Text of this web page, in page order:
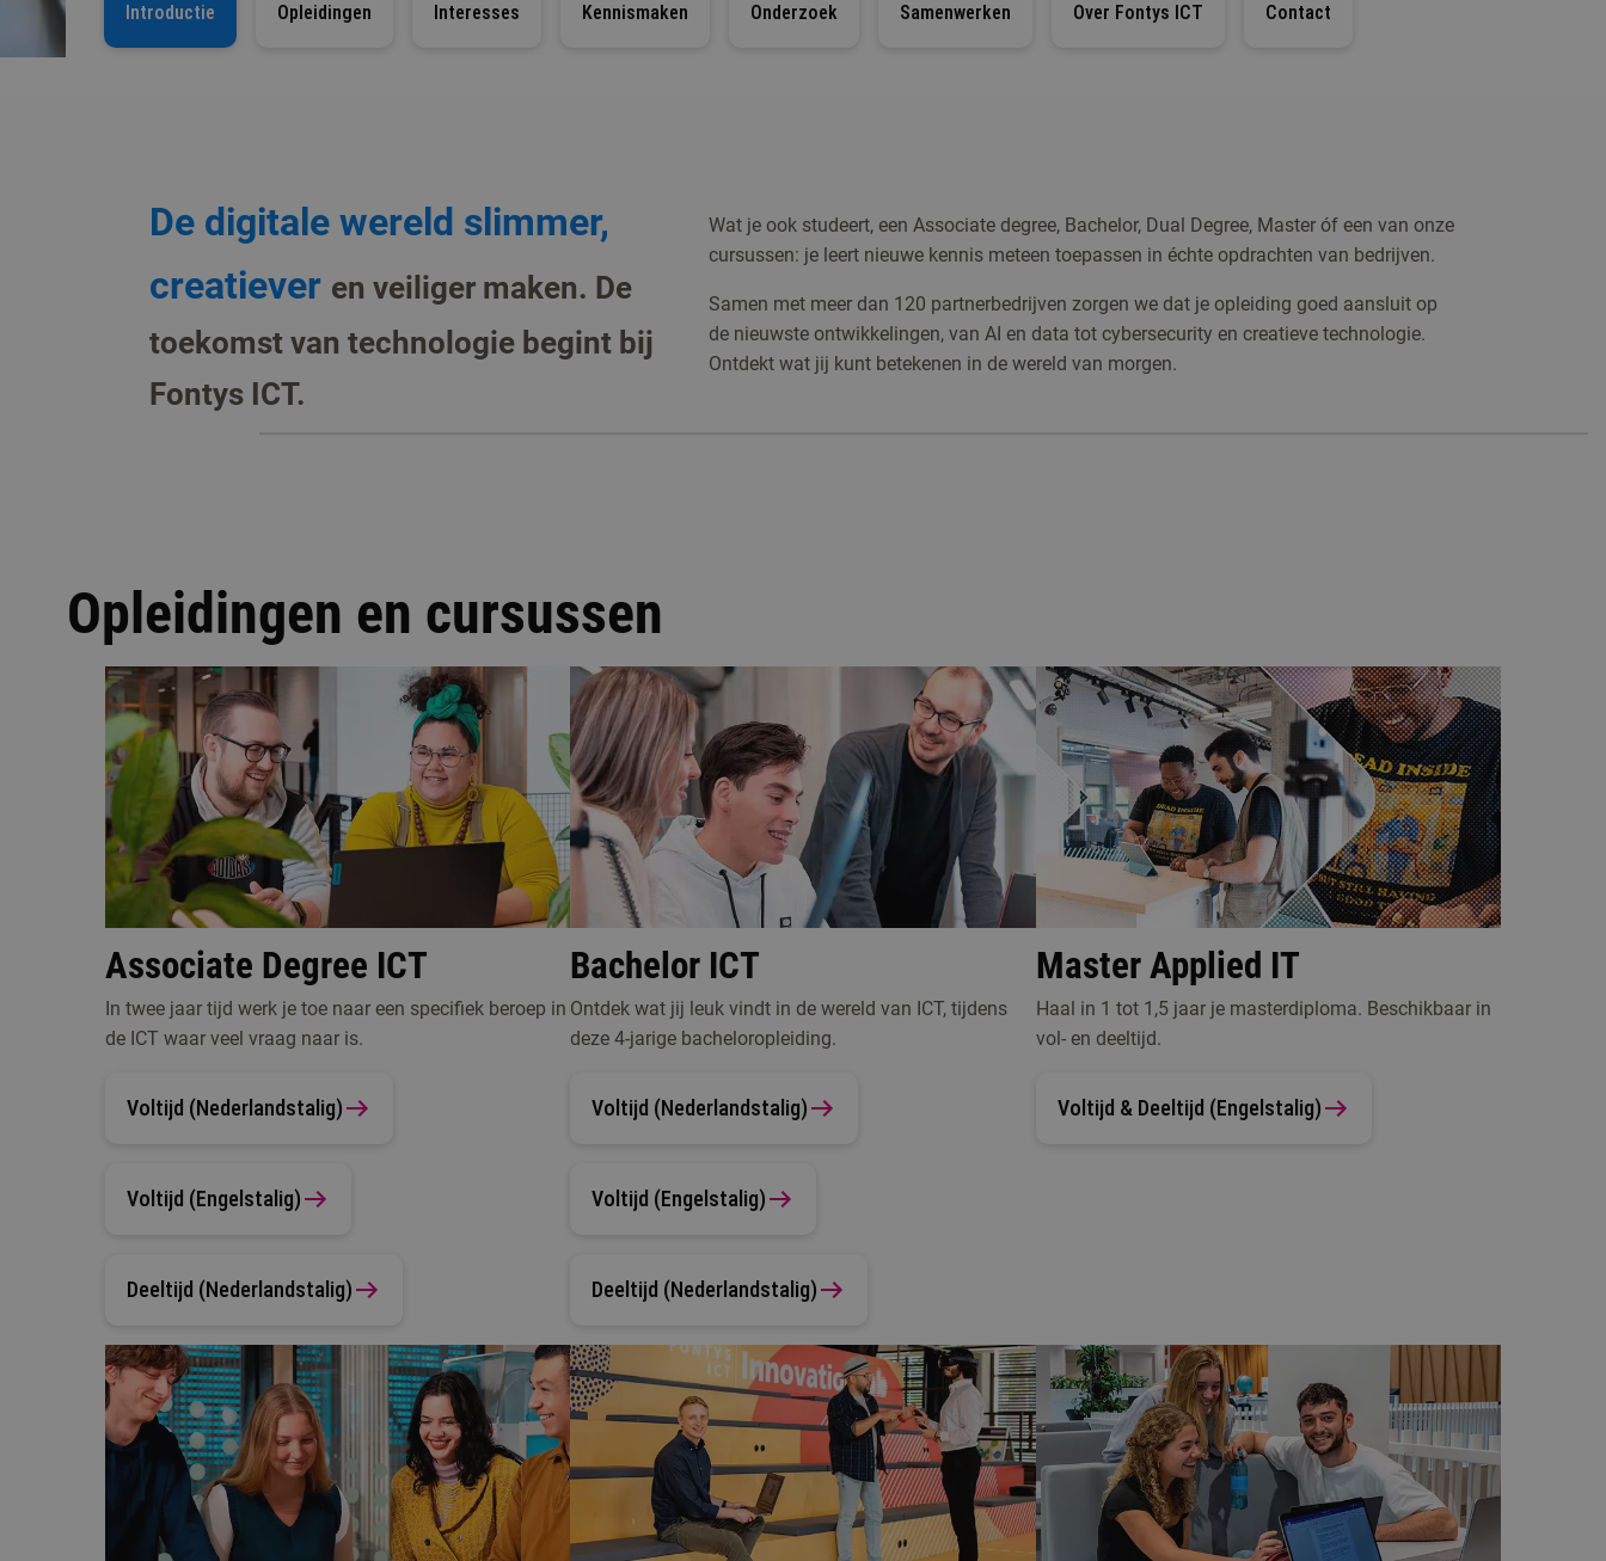
Introductie Opleidingen Interesses Kennismaken Onderzoek Samenwerken Over Fontys ICT Contact
De digitale wereld slimmer,
creatiever en veiliger maken. De
toekomst van technologie begint bij
Fontys ICT.
Wat je ook studeert, een Associate degree, Bachelor, Dual Degree, Master óf een van onze
cursussen: je leert nieuwe kennis meteen toepassen in échte opdrachten van bedrijven.
Samen met meer dan 120 partnerbedrijven zorgen we dat je opleiding goed aansluit op
de nieuwste ontwikkelingen, van AI en data tot cybersecurity en creatieve technologie.
Ontdekt wat jij kunt betekenen in de wereld van morgen.
Opleidingen en cursussen
Associate Degree ICT
In twee jaar tijd werk je toe naar een specifiek beroep in
de ICT waar veel vraag naar is.
Voltijd (Nederlandstalig)
Voltijd (Engelstalig)
Deeltijd (Nederlandstalig)
Bachelor ICT
Ontdek wat jij leuk vindt in de wereld van ICT, tijdens
deze 4-jarige bacheloropleiding.
Voltijd (Nederlandstalig)
Voltijd (Engelstalig)
Deeltijd (Nederlandstalig)
Master Applied IT
Haal in 1 tot 1,5 jaar je masterdiploma. Beschikbaar in
vol- en deeltijd.
Voltijd & Deeltijd (Engelstalig)